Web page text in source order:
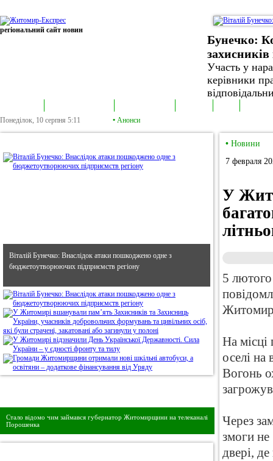
регіональний сайт новин
Бунечко:
захисників
Участь у
керівники
Понеділок, 10 серпня 5:11 • Анонси
Віталій Бунечко: Внаслідок атаки пошкоджено одне з
бюджетоутворюючих підприємств регіону
Стало відомо чим займався губернатор Житомирщини на телеканалі
Порошенка
• Новини
7 февраля
У
5
На місці
оселі на
Вогонь
Через
змоги не
двері,